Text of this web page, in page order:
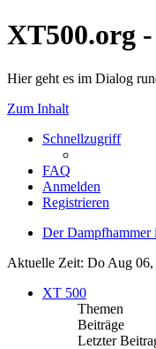
XT500.org
Hier geht es im Dialog
Zum Inhalt
Schnellzugriff
FAQ
Anmelden
Registrieren
Der
Aktuelle Zeit: Do Aug 06,
XT 500
Themen
Beiträge
Letzter